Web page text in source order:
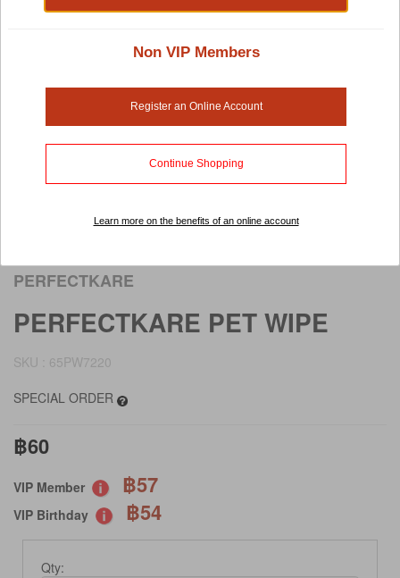
PERFECTKARE
PERFECTKARE PET WIPE
SKU : 65PW7220
SPECIAL ORDER
฿60
VIP Member ฿57
VIP Birthday ฿54
Qty:
Non VIP Members
Register an Online Account
Continue Shopping
Learn more on the benefits of an online account